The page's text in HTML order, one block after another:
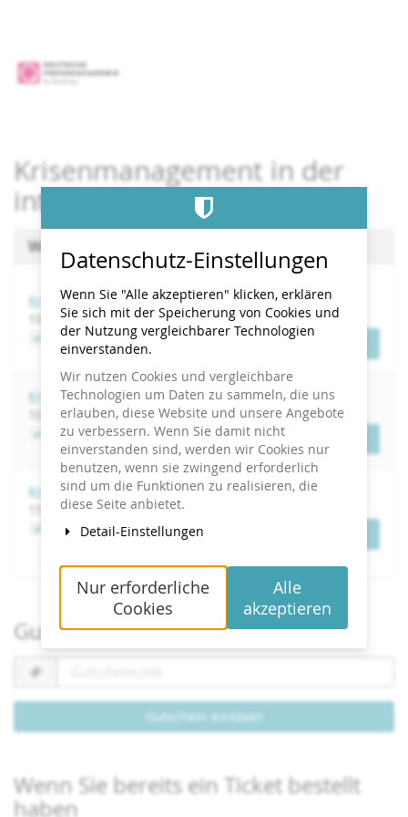
springen
Krisenmanagement in der
internen Kommunikation
Wählen Sie einen Termin aus
Krisenmanagement in der internen Kommunikation
bis
11. September 2026
Jetzt buchen Tickets
Krisenmanagement in der internen Kommunikation
bis
11. November 2026
Jetzt buchen Tickets
Krisenmanagement in der internen Kommunikation
bis
16. April 2027
Jetzt buchen
Gutschein einlösen
Gutscheincode
erforderlich
Gutschein einlösen
Wenn Sie bereits ein Ticket bestellt
haben
Datenschutz-Einstellungen
Wenn Sie "Alle akzeptieren" klicken, erklären
Sie sich mit der Speicherung von Cookies und
der Nutzung vergleichbarer Technologien
einverstanden.
Wir nutzen Cookies und vergleichbare
Technologien um Daten zu sammeln, die uns
erlauben, diese Website und unsere Angebote
zu verbessern. Wenn Sie damit nicht
einverstanden sind, werden wir Cookies nur
benutzen, wenn sie zwingend erforderlich
sind um die Funktionen zu realisieren, die
diese Seite anbietet.
Detail-Einstellungen
Nur erforderliche
Cookies
Alle
akzeptieren